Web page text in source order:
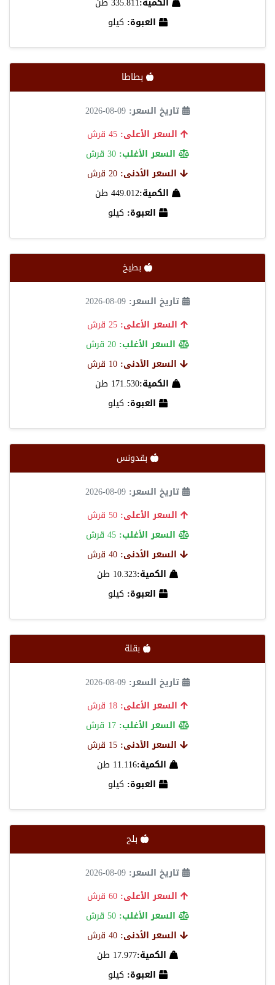
العبوة: كيلو
بطاطا
تاريخ السعر: 09-08-2026
السعر الأعلى: 45 قرش
السعر الأغلب: 30 قرش
السعر الأدنى:
الكمية:449.012 طن
العبوة: كيلو
بطيخ
تاريخ السعر: 09-08-2026
السعر الأعلى: 25 قرش
السعر الأغلب: 20 قرش
السعر الأدنى:
الكمية:171.530 طن
العبوة: كيلو
بقدونس
تاريخ السعر: 09-08-2026
السعر الأعلى: 50 قرش
السعر الأغلب: 45 قرش
السعر الأدنى:
الكمية:10.323 طن
العبوة: كيلو
بقلة
تاريخ السعر: 09-08-2026
السعر الأعلى: 18 قرش
السعر الأغلب: 17 قرش
السعر الأدنى:
الكمية:11.116 طن
العبوة: كيلو
بلح
تاريخ السعر: 09-08-2026
السعر الأعلى: 60 قرش
السعر الأغلب: 50 قرش
السعر الأدنى:
الكمية:17.977 طن
العبوة: كيلو